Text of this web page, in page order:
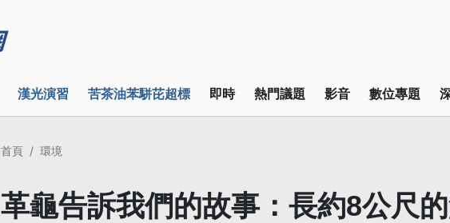
漢光演習 苦茶油苯駢芘超標 即時 熱門議題 影音 數位專題
首頁 環境
革龜告訴我們的故事：長約8公尺